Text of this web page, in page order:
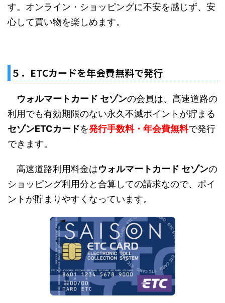
す。オンライン・ショッピングに不安を感じず、安
心して買い物を楽しめます。
５．ETCカードを年会費無料で発行
ウォルマートカード セゾンの会員は、高速道路の
利用でも有効期限のない永久不滅ポイントが貯まる
セゾンETCカードを発行手数料・年会費無料で発行
できます。
高速道路利用料金はウォルマートカード セゾンの
ショッピング利用分と合算しての請求なので、ポイ
ントが貯まりやすくなっています。